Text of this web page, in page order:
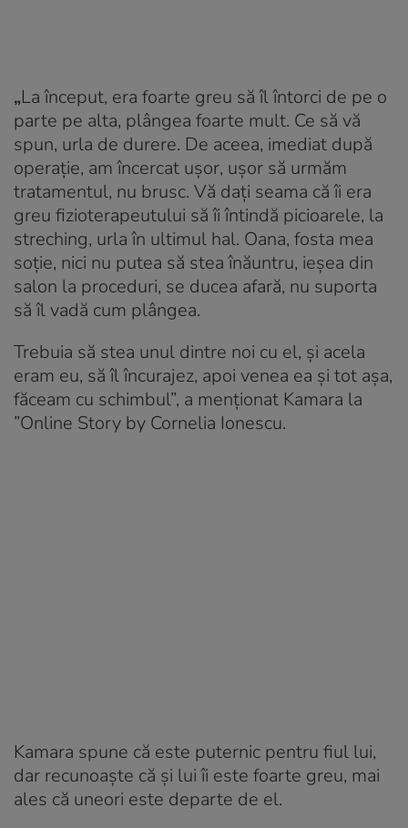
„La început, era foarte greu să îl întorci de pe o
parte pe alta, plângea foarte mult. Ce să vă
spun, urla de durere. De aceea, imediat după
operație, am încercat ușor, ușor să urmăm
tratamentul, nu brusc. Vă dați seama că îi era
greu fizioterapeutului să îi întindă picioarele, la
streching, urla în ultimul hal. Oana, fosta mea
soție, nici nu putea să stea înăuntru, ieșea din
salon la proceduri, se ducea afară, nu suporta
să îl vadă cum plângea.
Trebuia să stea unul dintre noi cu el, și acela
eram eu, să îl încurajez, apoi venea ea și tot așa,
făceam cu schimbul”, a menționat Kamara la
”Online Story by Cornelia Ionescu.
Kamara spune că este puternic pentru fiul lui,
dar recunoaște că și lui îi este foarte greu, mai
ales că uneori este departe de el.